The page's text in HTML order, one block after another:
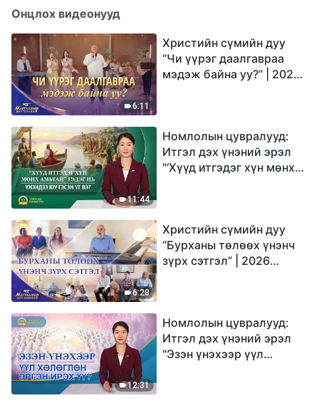
Онцлох видеонууд
6:11
Христийн сүмийн дуу
“Чи үүрэг даалгавраа
мэдэж байна уу?” | 2026
11:44
Номлолын цувралууд:
Итгэл дэх үнэний эрэл
"‘Хүүд итгэдэг хүн мөнх
6:28
Христийн сүмийн дуу
“Бурханы төлөөх үнэнч
зүрх сэтгэл” | 2026
12:31
Номлолын цувралууд:
Итгэл дэх үнэний эрэл
"Эзэн үнэхээр үүл